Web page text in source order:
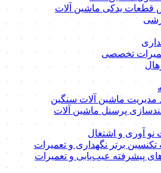
یدکی ماشین آلات
تخصصی
مدیریت ماشین آلات سنگین
پرسنل ماشین آلات
آوری و اشتغال
تکنسین برتر نگهداری و تعمیرات
پیشرفته عیب‌یابی و تعمیرات